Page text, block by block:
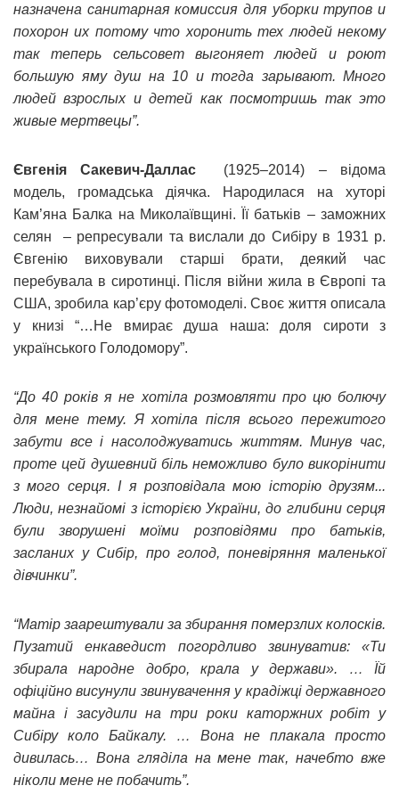
назначена санитарная комиссия для уборки трупов и
похорон их потому что хоронить тех людей некому
так теперь сельсовет выгоняет людей и роют
большую яму душ на 10 и тогда зарывают. Много
людей взрослых и детей как посмотришь так это
живые мертвецы”.
Євгенія Сакевич-Даллас (1925–2014) – відома
модель, громадська діячка. Народилася на хуторі
Кам’яна Балка на Миколаївщині. Її батьків – заможних
селян – репресували та вислали до Сибіру в 1931 р.
Євгенію виховували старші брати, деякий час
перебувала в сиротинці. Після війни жила в Європі та
США, зробила кар’єру фотомоделі. Своє життя описала
у книзі “…Не вмирає душа наша: доля сироти з
українського Голодомору”.
“До 40 років я не хотіла розмовляти про цю болючу
для мене тему. Я хотіла після всього пережитого
забути все і насолоджуватись життям. Минув час,
проте цей душевний біль неможливо було викорінити
з мого серця. І я розповідала мою історію друзям...
Люди, незнайомі з історією України, до глибини серця
були зворушені моїми розповідями про батьків,
засланих у Сибір, про голод, поневіряння маленької
дівчинки”.
“Матір заарештували за збирання померзлих колосків.
Пузатий енкаведист погордливо звинуватив: «Ти
збирала народне добро, крала у держави». … Їй
офіційно висунули звинувачення у крадіжці державного
майна і засудили на три роки каторжних робіт у
Сибіру коло Байкалу. … Вона не плакала просто
дивилась… Вона гляділа на мене так, начебто вже
ніколи мене не побачить”.